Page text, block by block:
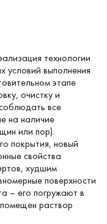
технологии
условий выполнения
этапе
очистку и
все
на наличие
или пор).
покрытия, новый
свойства
худшим
поверхности
– его погружают в
раствор